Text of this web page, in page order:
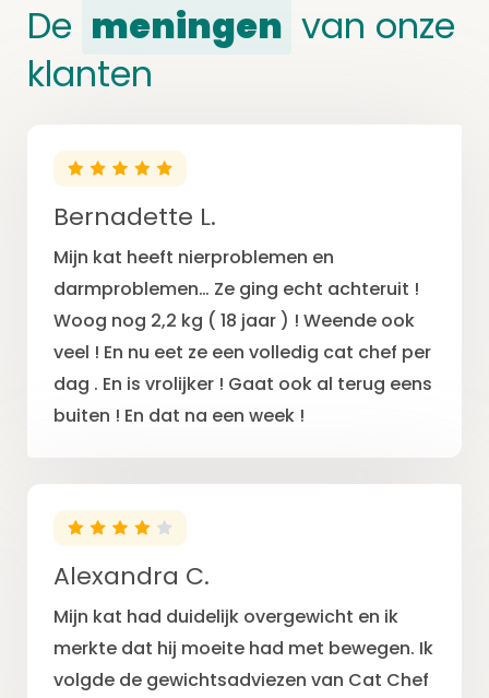
De meningen van onze
klanten
Bernadette L.
Mijn kat heeft nierproblemen en
darmproblemen… Ze ging echt achteruit !
Woog nog 2,2 kg ( 18 jaar ) ! Weende ook
veel ! En nu eet ze een volledig cat chef per
dag . En is vrolijker ! Gaat ook al terug eens
buiten ! En dat na een week !
Alexandra C.
Mijn kat had duidelijk overgewicht en ik
merkte dat hij moeite had met bewegen. Ik
volgde de gewichtsadviezen van Cat Chef